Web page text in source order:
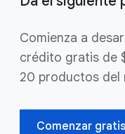
Comienza a
crédito gratis de
20 productos del
Comenzar gratis